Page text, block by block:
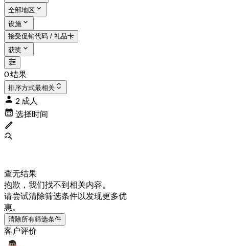
全部地区
设施
接受促销代码 / 礼品卡
获奖
0 结果
排序方式最相关
2 成人
选择时间
查无结果
抱歉，我们找不到相关内容。
请尝试清除筛选条件以发现更多优
惠。
清除所有筛选条件
客户评价